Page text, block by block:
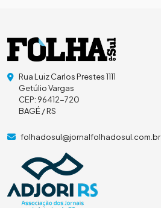
Rua Luiz Carlos Prestes 1111
Getúlio Vargas
CEP: 96412-720
BAGÉ / RS
folhadosul@jornalfolhadosul.com.br